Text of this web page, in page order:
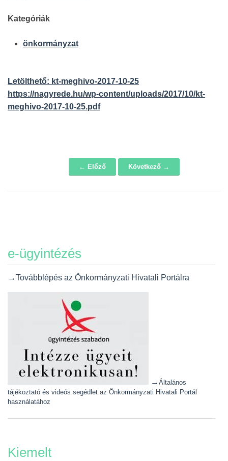
Kategóriák
önkormányzat
Letölthető: kt-meghivo-2017-10-25
https://nagyrede.hu/wp-content/uploads/2017/10/kt-
meghivo-2017-10-25.pdf
← Előző Következő →
e-ügyintézés
→Továbblépés az Önkormányzati Hivatali Portálra
→ Általános
tájékoztató és videós segédlet az Önkormányzati Hivatali Portál
használatához
Kiemelt